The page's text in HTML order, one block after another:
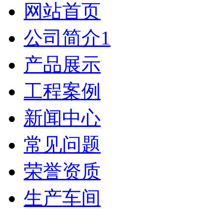
网站首页
公司简介1
产品展示
工程案例
新闻中心
常见问题
荣誉资质
生产车间